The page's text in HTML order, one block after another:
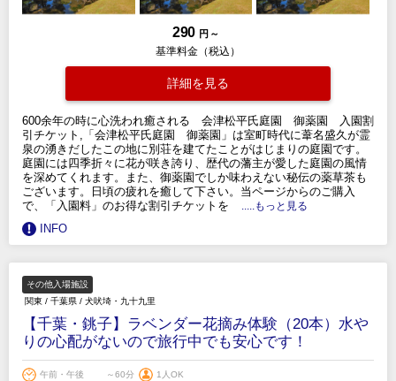
290 円 ～
基準料金（税込）
詳細を見る
600余年の時に心洗われ癒される 会津松平氏庭園 御薬園 入園割
引チケット,「会津松平氏庭園 御薬園」は室町時代に葦名盛久が霊
泉の湧きだしたこの地に別荘を建てたことがはじまりの庭園です。
庭園には四季折々に花が咲き誇り、歴代の藩主が愛した庭園の風情
を深めてくれます。また、御薬園でしか味わえない秘伝の薬草茶も
ございます。日頃の疲れを癒して下さい。当ページからのご購入
で、「入園料」のお得な割引チケットを
.....もっと見る
INFO
その他入場施設
関東 / 千葉県 / 犬吠埼・九十九里
【千葉・銚子】ラベンダー花摘み体験（20本）水や
りの心配がないので旅行中でも安心です！
午前・午後 ～60分
1人OK